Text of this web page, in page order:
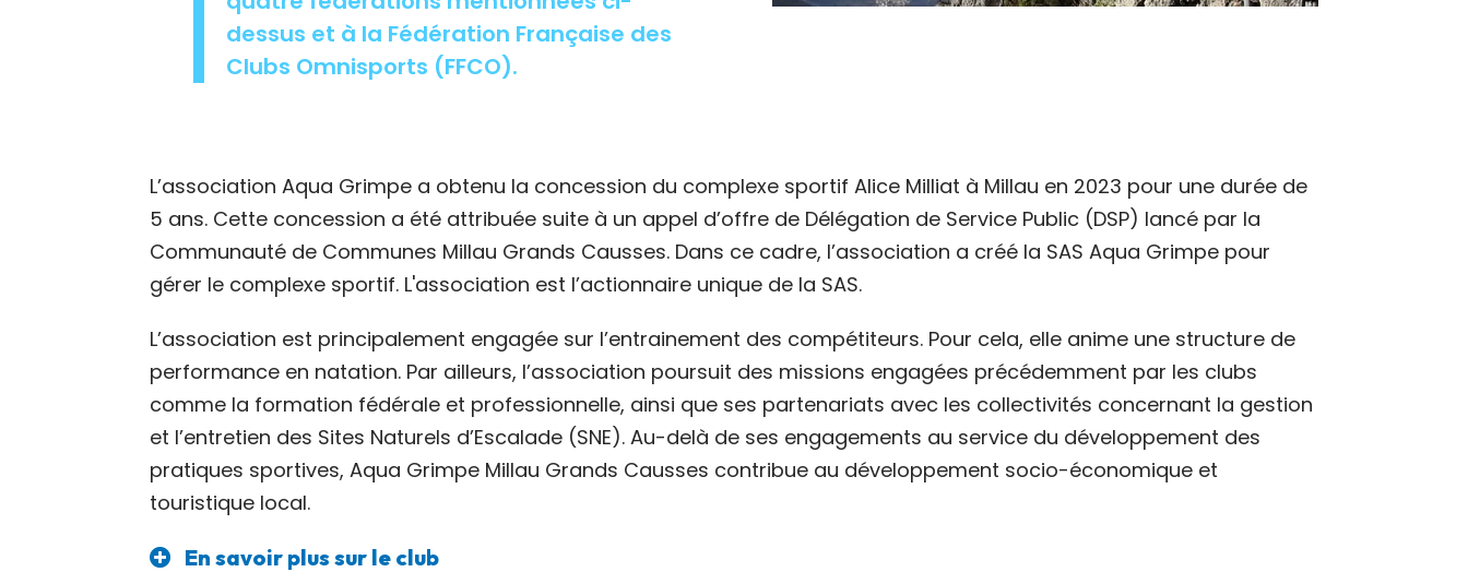
dessus et à la Fédération Française des
Clubs Omnisports (FFCO).
L’association Aqua Grimpe a obtenu la concession du complexe sportif Alice Milliat à Millau en 2023 pour une durée de
5 ans. Cette concession a été attribuée suite à un appel d’offre de Délégation de Service Public (DSP) lancé par la
Communauté de Communes Millau Grands Causses. Dans ce cadre, l’association a créé la SAS Aqua Grimpe pour
gérer le complexe sportif. L'association est l’actionnaire unique de la SAS.
L’association est principalement engagée sur l’entrainement des compétiteurs. Pour cela, elle anime une structure de
performance en natation. Par ailleurs, l’association poursuit des missions engagées précédemment par les clubs
comme la formation fédérale et professionnelle, ainsi que ses partenariats avec les collectivités concernant la gestion
et l’entretien des Sites Naturels d’Escalade (SNE). Au-delà de ses engagements au service du développement des
pratiques sportives, Aqua Grimpe Millau Grands Causses contribue au développement socio-économique et
touristique local.
En savoir plus sur le club